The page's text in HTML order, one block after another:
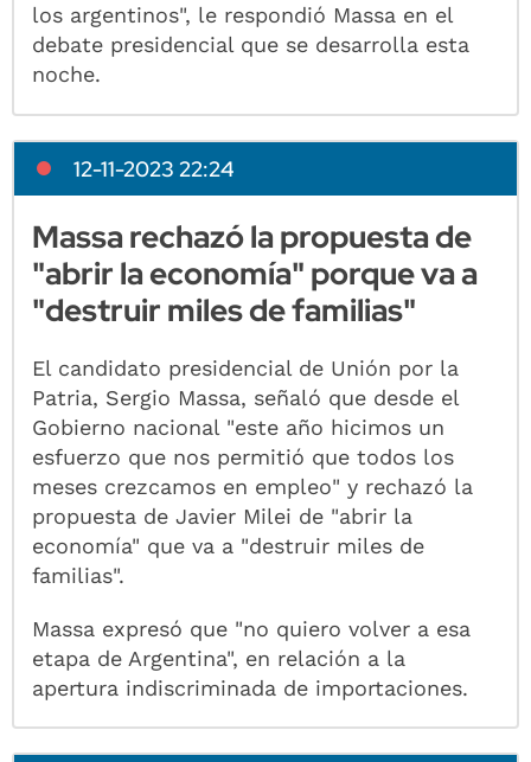
los argentinos", le respondió Massa en el
debate presidencial que se desarrolla esta
noche.
12-11-2023 22:24
Massa rechazó la propuesta de
"abrir la economía" porque va a
"destruir miles de familias"
El candidato presidencial de Unión por la
Patria, Sergio Massa, señaló que desde el
Gobierno nacional "este año hicimos un
esfuerzo que nos permitió que todos los
meses crezcamos en empleo" y rechazó la
propuesta de Javier Milei de "abrir la
economía" que va a "destruir miles de
familias".
Massa expresó que "no quiero volver a esa
etapa de Argentina", en relación a la
apertura indiscriminada de importaciones.